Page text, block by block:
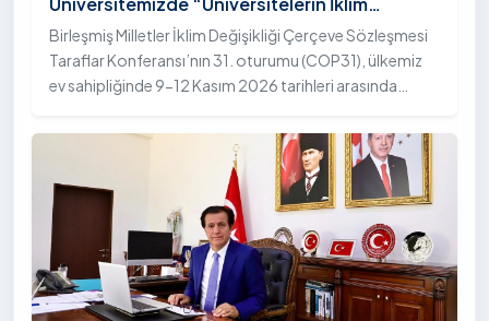
Diplomasisindeki Rolü” Konulu Bilgilendirme
Toplantısı Yapıldı
Birleşmiş Milletler İklim Değişikliği Çerçeve Sözleşmesi
Taraflar Konferansı’nın 31. oturumu (COP31), ülkemiz
ev sahipliğinde 9-12 Kasım 2026 tarihleri arasında
Yükseköğretim Kurulu (YÖK), üniversitelerin akademik
katkı ve proje bildirimlerini koordine etme çağrısında
bulundu. Ardahan Üniversitesinde 31 Temmuz 2026
tarihinde bu çağrıya yönelik bir ön hazırlık toplantısı
düzenlendi.